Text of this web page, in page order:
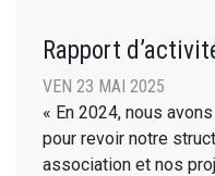
Rapport
VEN 23 MAI 2025
« En 2024, nous
pour revoir notre
association et nos